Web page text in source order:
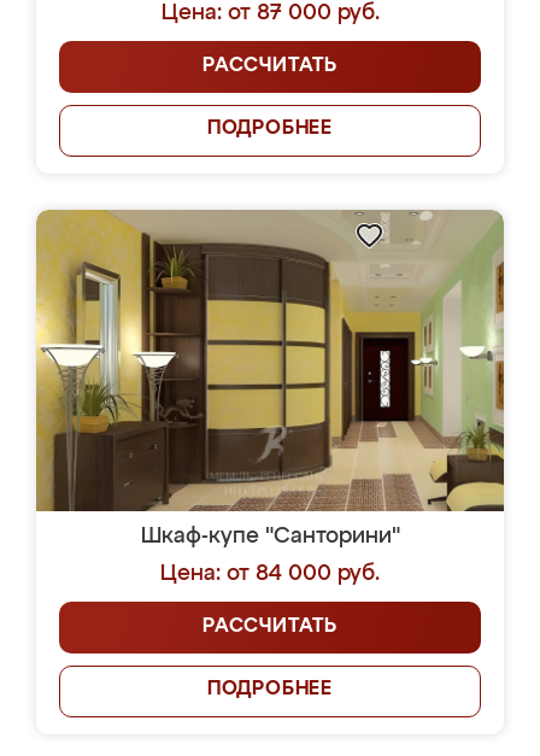
Цена: от 87 000 руб.
РАССЧИТАТЬ
ПОДРОБНЕЕ
Шкаф-купе "Санторини"
Цена: от 84 000 руб.
РАССЧИТАТЬ
ПОДРОБНЕЕ